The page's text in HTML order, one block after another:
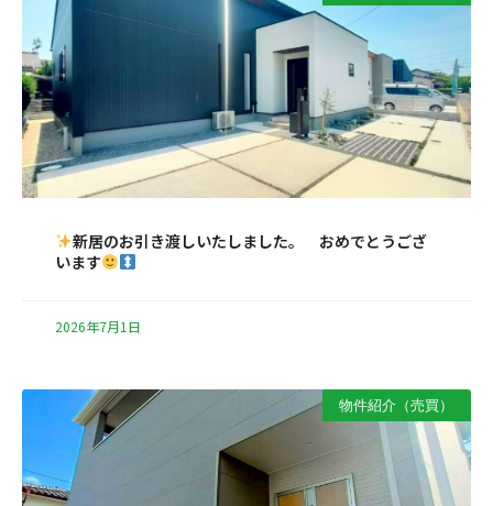
新居のお引き渡しいたしました。 おめでとうござ
います
2026年7月1日
物件紹介（売買）